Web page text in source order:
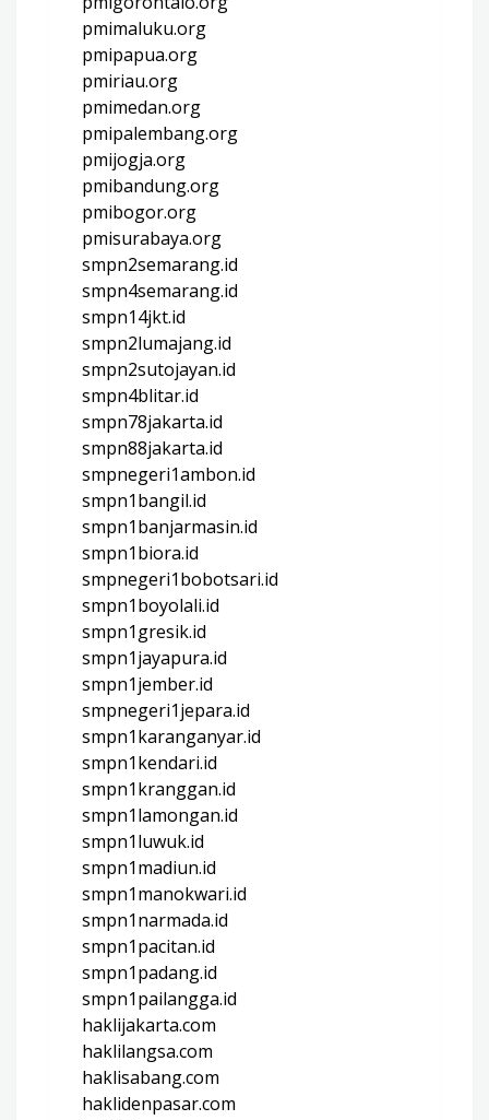
pmimaluku.org
pmipapua.org
pmiriau.org
pmimedan.org
pmipalembang.org
pmijogja.org
pmibandung.org
pmibogor.org
pmisurabaya.org
smpn2semarang.id
smpn4semarang.id
smpn14jkt.id
smpn2lumajang.id
smpn2sutojayan.id
smpn4blitar.id
smpn78jakarta.id
smpn88jakarta.id
smpnegeri1ambon.id
smpn1bangil.id
smpn1banjarmasin.id
smpn1biora.id
smpnegeri1bobotsari.id
smpn1boyolali.id
smpn1gresik.id
smpn1jayapura.id
smpn1jember.id
smpnegeri1jepara.id
smpn1karanganyar.id
smpn1kendari.id
smpn1kranggan.id
smpn1lamongan.id
smpn1luwuk.id
smpn1madiun.id
smpn1manokwari.id
smpn1narmada.id
smpn1pacitan.id
smpn1padang.id
smpn1pailangga.id
haklijakarta.com
haklilangsa.com
haklisabang.com
haklidenpasar.com